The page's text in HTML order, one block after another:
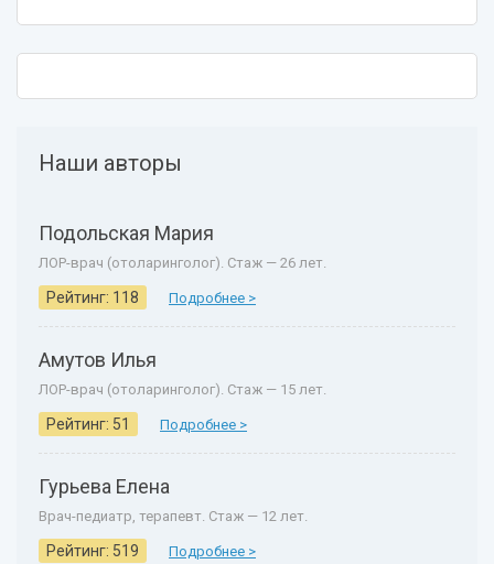
Наши авторы
Подольская Мария
ЛОР-врач (отоларинголог). Стаж — 26 лет.
Рейтинг: 118 Подробнее >
Амутов Илья
ЛОР-врач (отоларинголог). Стаж — 15 лет.
Рейтинг: 51 Подробнее >
Гурьева Елена
Врач-педиатр, терапевт. Стаж — 12 лет.
Рейтинг: 519 Подробнее >